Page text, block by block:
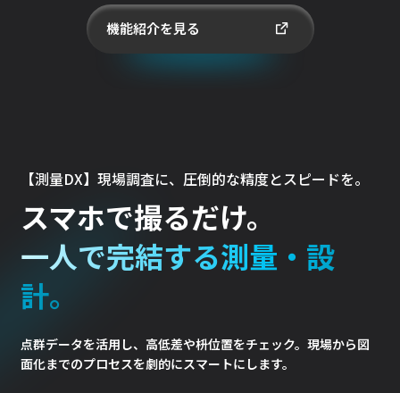
機能紹介を見る
【測量DX】現場調査に、圧倒的な精度とスピードを。
スマホで撮るだけ。
一人で完結する測量・設
計。​
点群データを活用し、高低差や枡位置をチェック。 現場から図
面化までのプロセスを劇的にスマートにします。